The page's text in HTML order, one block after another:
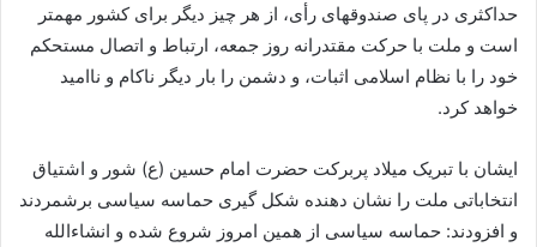
حداکثری در پای صندوقهای رأی، از هر چیز دیگر برای کشور مهمتر
است و ملت با حرکت مقتدرانه روز جمعه، ارتباط و اتصال مستحکم
خود را با نظام اسلامی اثبات، و دشمن را بار دیگر ناکام و ناامید
خواهد کرد.
ایشان با تبریک میلاد پربرکت حضرت امام حسین (ع) شور و اشتیاق
انتخاباتی ملت را نشان دهنده شکل گیری حماسه سیاسی برشمردند
و افزودند: حماسه سیاسی از همین امروز شروع شده و انشاءالله